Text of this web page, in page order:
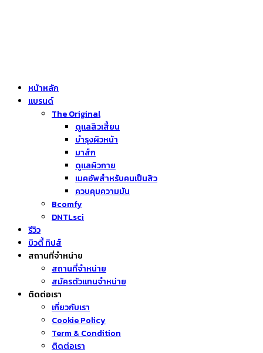
หน้าหลัก
แบรนด์
The Original
ดูแลสิวเสี้ยน
บำรุงผิวหน้า
มาส์ก
ดูแลผิวกาย
เมคอัพสำหรับคนเป็นสิว
ควบคุมความมัน
Bcomfy
DNTLsci
รีวิว
บิวตี้ ทิปส์
สถานที่จำหน่าย
สถานที่จำหน่าย
สมัครตัวแทนจำหน่าย
ติดต่อเรา
เกี่ยวกับเรา
Cookie Policy
Term & Condition
ติดต่อเรา